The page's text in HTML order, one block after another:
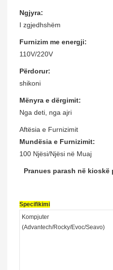
Ngjyra:
I zgjedhshëm
Furnizim me energji:
110V/220V
Përdorur:
shikoni
Mënyra e dërgimit:
Nga deti, nga ajri
Aftësia e Furnizimit
Mundësia e Furnizimit:
100 Njësi/Njësi në Muaj
Pranues parash në kioskë
Specifikimi
Kompjuter
(Advantech/Rocky/Evoc/Seavo)